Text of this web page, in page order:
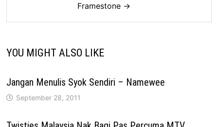
Framestone →
YOU MIGHT ALSO LIKE
Jangan Menulis Syok Sendiri – Namewee
September 28, 2011